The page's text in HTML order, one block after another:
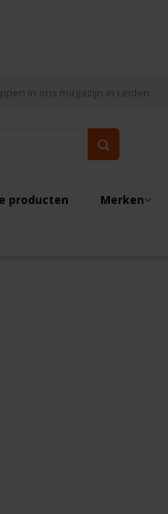
in ons magazijn in Leiden
producten Merken